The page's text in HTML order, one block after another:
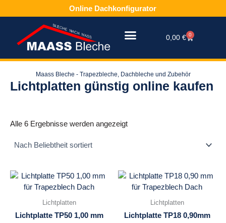
Inhalt
Online Dachkonfigurator
0,00 € 0
Warenkorb
Maass Bleche - Trapezbleche, Dachbleche und Zubehör
Lichtplatten günstig online kaufen
Alle 6 Ergebnisse werden angezeigtBeliebtheit
Lichtplatten
Lichtplatte TP50 1,00 mm
Lichtplatten
Lichtplatte TP18 0,90mm